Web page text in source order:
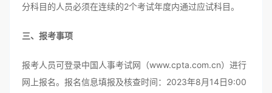
分科目的人员必须在连续的2个考试年度内通过应试科目。
三、报考事项
报考人员可登录中国人事考试网（www.cpta.com.cn）进行
网上报名。报名信息填报及核查时间：2023年8月14日9:00